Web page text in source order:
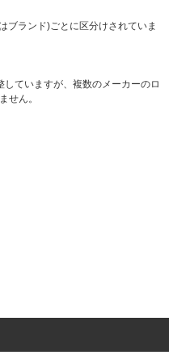
ブランド)ごとに区分けされていま
ていますが、複数のメーカーのロ
せん。